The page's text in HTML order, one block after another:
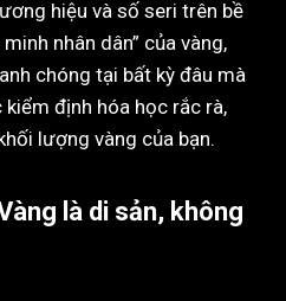
hiệu và số seri trên bề
nhân dân” của vàng,
chóng tại bất kỳ đâu mà
định hóa học rắc rà,
lượng vàng của bạn.
là di sản, không